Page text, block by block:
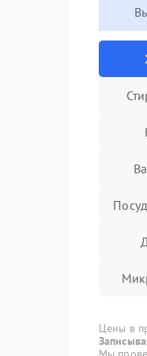
Цены в